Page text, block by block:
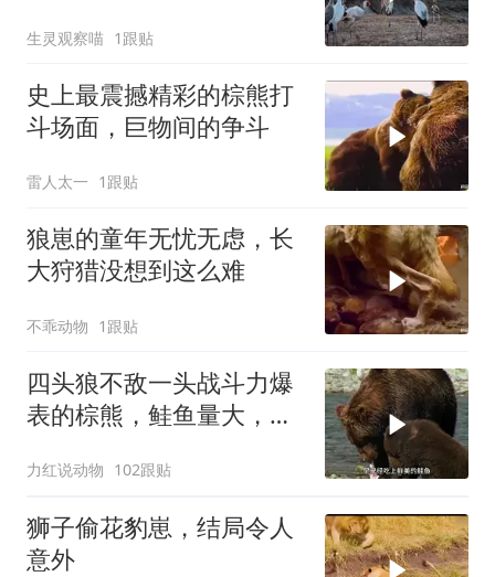
生灵观察喵 1跟贴
史上最震撼精彩的棕熊打
斗场面，巨物间的争斗
雷人太一 1跟贴
狼崽的童年无忧无虑，长
大狩猎没想到这么难
不乖动物 1跟贴
四头狼不敌一头战斗力爆
表的棕熊，鲑鱼量大，可
力红说动物 102跟贴
狮子偷花豹崽，结局令人
意外